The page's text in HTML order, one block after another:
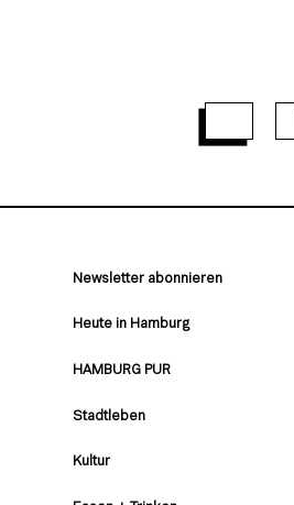
Newsletter abonnieren
Heute in Hamburg
HAMBURG PUR
Stadtleben
Kultur